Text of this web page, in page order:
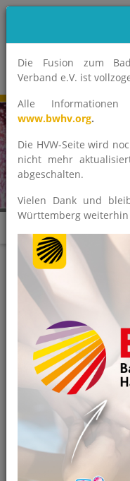
News
Die Fusion zum
Verband e.V. ist
Alle
www.bwhv.org.
Die HVW-Seite wird
nicht mehr
abgeschalten.
Vielen Dank und
Württemberg